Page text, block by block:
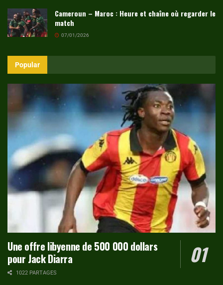
Cameroun – Maroc : Heure et chaîne où regarder le
match
07/01/2026
Popular
Une offre libyenne de 500 000 dollars
pour Jack Diarra
1022 PARTAGES